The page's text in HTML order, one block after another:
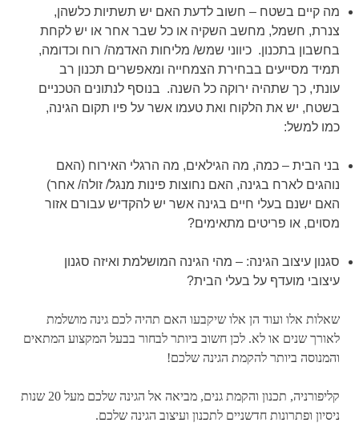
מה קיים בשטח – חשוב לדעת האם יש תשתיות כלשהן,
צנרת, חשמל, מחשב השקיה או כל שבר אחר או יש לקחת
בחשבון בתכנון. כיווני שמש/ מליחות האדמה/ רוח וכדומה,
תמיד מסייעים בבחירת הצמחייה ומאפשרים תכנון רב
עונתי, כך שתהיה ירוקה כל השנה. בנוסף לנתונים הטכניים
בשטח, יש את הלקוח ואת טעמו אשר על פיו תקום הגינה,
כמו למשל:
בני הבית – כמה, מה הגילאים, מה הרגלי האירוח (האם
נוהגים לארח בגינה, האם נחוצות פינות מנגל/ זולה/ אחר)
האם ישנם בעלי חיים בגינה אשר יש להקדיש עבורם אזור
מסוים, או פריטים מתאימים?
סגנון עיצוב הגינה: – מהי הגינה המושלמת ואיזה סגנון
עיצובי מועדף על בעלי הבית?
שאלות אלו ועוד הן אלו שיקבעו האם תהיה לכם גינה מושלמת
לאורך שנים או לא. לכן חשוב ביותר לבחור בבעל המקצוע המתאים
והמנוסה ביותר להקמת הגינה שלכם!
קליפורניה, תכנון והקמת גנים, מביאה אל הגינה שלכם מעל 20 שנות
ניסיון ופתרונות חדשניים לתכנון ועיצוב הגינה שלכם.